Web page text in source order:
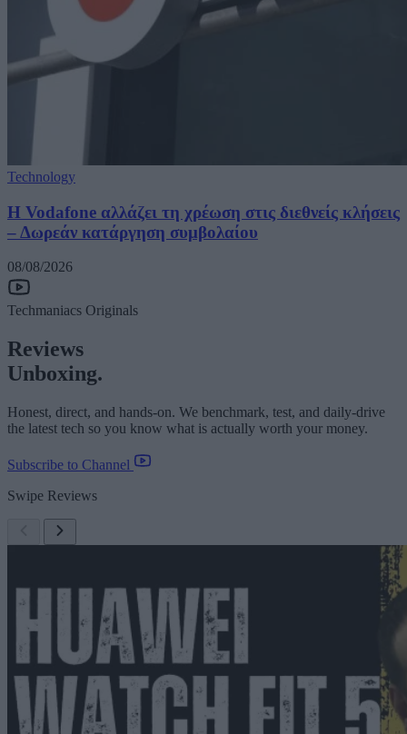
Technology
Η Vodafone αλλάζει τη χρέωση στις διεθνείς κλήσεις
– Δωρεάν κατάργηση συμβολαίου
08/08/2026
Techmaniacs Originals
Reviews
Unboxing.
Honest, direct, and hands-on. We benchmark, test, and daily-drive
the latest tech so you know what is actually worth your money.
Subscribe to Channel
Swipe Reviews